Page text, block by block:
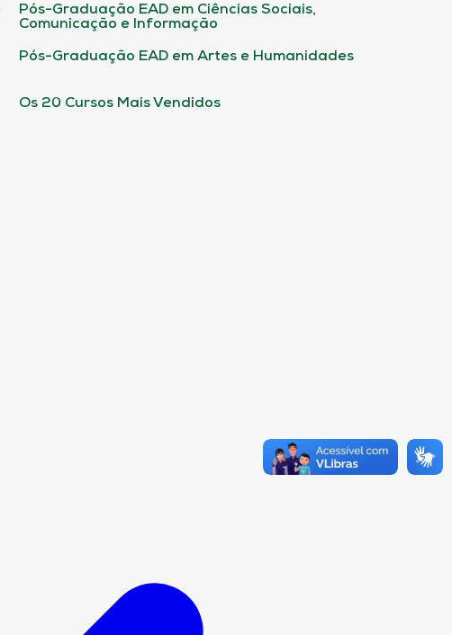
Pós-Graduação EAD em Ciências Sociais,
Comunicação e Informação
Pós-Graduação EAD em Artes e Humanidades
Os 20 Cursos Mais Vendidos